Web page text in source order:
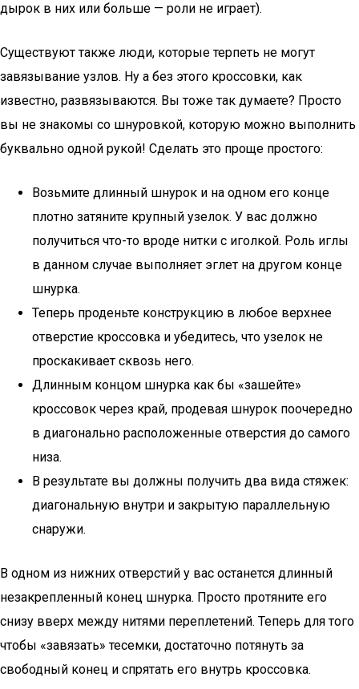
дырок в них или больше — роли не играет).
Существуют также люди, которые терпеть не могут
завязывание узлов. Ну а без этого кроссовки, как
известно, развязываются. Вы тоже так думаете? Просто
вы не знакомы со шнуровкой, которую можно выполнить
буквально одной рукой! Сделать это проще простого:
Возьмите длинный шнурок и на одном его конце
плотно затяните крупный узелок. У вас должно
получиться что-то вроде нитки с иголкой. Роль иглы
в данном случае выполняет эглет на другом конце
шнурка.
Теперь проденьте конструкцию в любое верхнее
отверстие кроссовка и убедитесь, что узелок не
проскакивает сквозь него.
Длинным концом шнурка как бы «зашейте»
кроссовок через край, продевая шнурок поочередно
в диагонально расположенные отверстия до самого
низа.
В результате вы должны получить два вида стяжек:
диагональную внутри и закрытую параллельную
снаружи.
В одном из нижних отверстий у вас останется длинный
незакрепленный конец шнурка. Просто протяните его
снизу вверх между нитями переплетений. Теперь для того
чтобы «завязать» тесемки, достаточно потянуть за
свободный конец и спрятать его внутрь кроссовка.